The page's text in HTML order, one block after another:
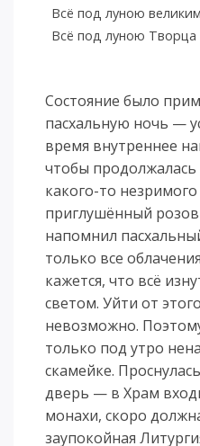
Всё под луною
Всё под луною Творца
Состояние было
пасхальную ночь —
время внутреннее
чтобы
какого-то
приглушённый
напомнил
только все
кажется, что всё
светом. Уйти от
невозможно.
только под утро
скамейке.
дверь — в Храм
монахи, скоро
заупокойная